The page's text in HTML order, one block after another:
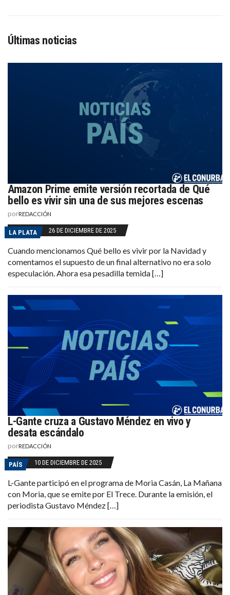
Últimas noticias
Amazon Prime emite versión recortada de Qué
bello es vivir sin una de sus mejores escenas
porREDACCIÓN
LA PLATA 26 DE DICIEMBRE DE 2025
Cuando mencionamos Qué bello es vivir por la Navidad y
comentamos el supuesto de un final alternativo no era solo
especulación. Ahora esa pesadilla temida […]
L-Gante cruza a Gustavo Méndez en vivo y
desata escándalo
porREDACCIÓN
PAÍS 10 DE DICIEMBRE DE 2025
L-Gante participó en el programa de Moria Casán, La Mañana
con Moria, que se emite por El Trece. Durante la emisión, el
periodista Gustavo Méndez […]